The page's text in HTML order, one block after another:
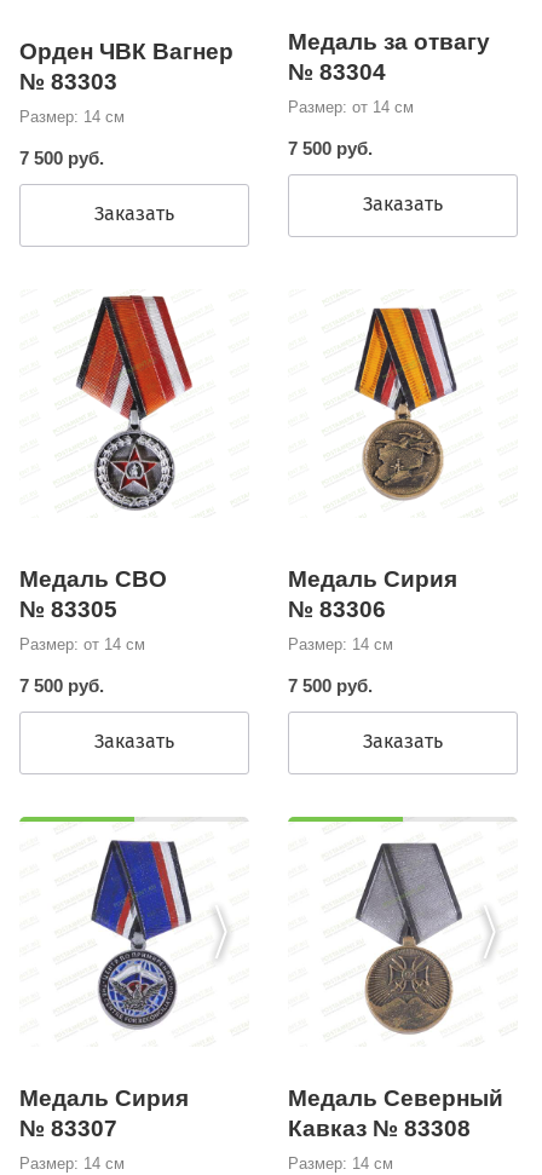
Орден ЧВК Вагнер
№ 83303
Размер: 14 см
7 500 руб.
Заказать
Медаль за отвагу
№ 83304
Размер: от 14 см
7 500 руб.
Заказать
Медаль СВО
№ 83305
Размер: от 14 см
7 500 руб.
Заказать
Медаль Сирия
№ 83306
Размер: 14 см
7 500 руб.
Заказать
Медаль Сирия
№ 83307
Размер: 14 см
Медаль Северный
Кавказ № 83308
Размер: 14 см